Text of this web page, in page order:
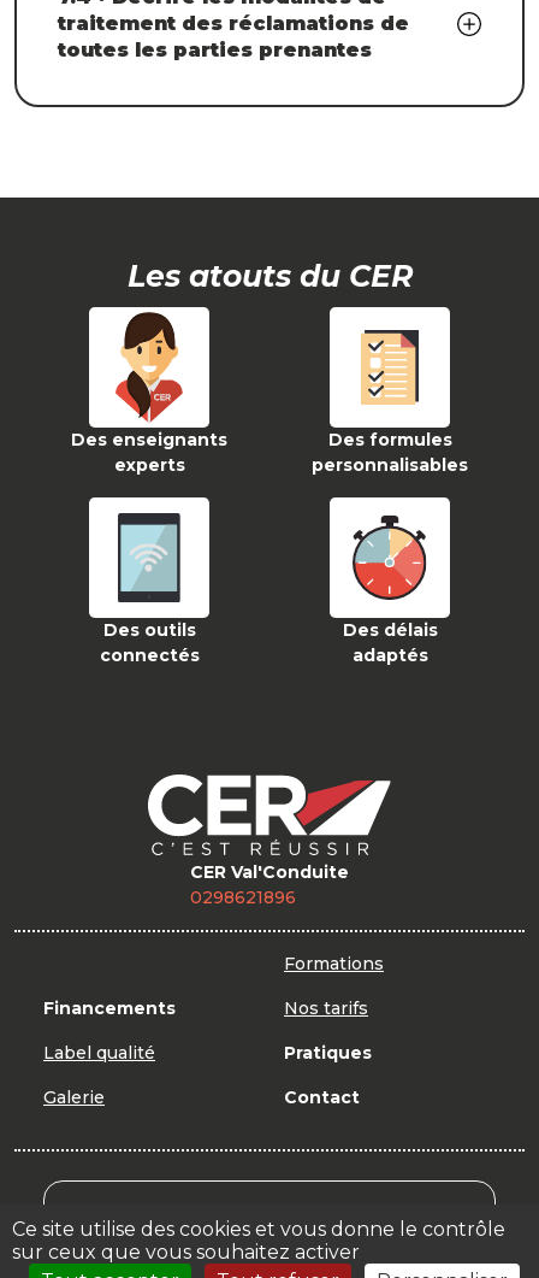
Ce site utilise des cookies et vous donne le contrôle
sur ceux que vous souhaitez activer
traitement des réclamations de
toutes les parties prenantes
Les atouts du CER
Des enseignants
experts
Des formules
personnalisables
Des outils
connectés
Des délais
adaptés
CER Val'Conduite
0298621896
Formations
Financements Nos tarifs
Label qualité Pratiques
Galerie Contact